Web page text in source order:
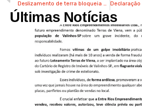
Deslizamento de terra bloqueia um dos acessos à região do Ponte Alta
Últimas Notícias